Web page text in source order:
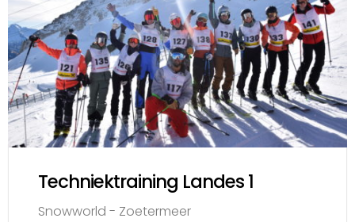
Techniektraining Landes 1
Snowworld - Zoetermeer